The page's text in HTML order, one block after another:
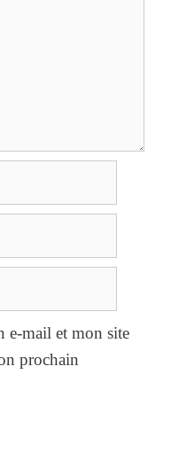
e-mail et mon site
prochain